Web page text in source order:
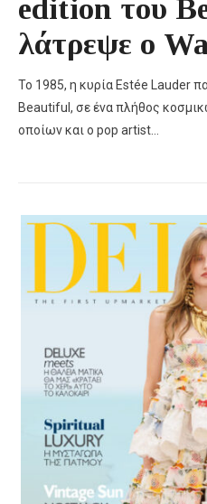
edition του
λάτρεψε ο
Το 1985, η κυρία Estée Lauder
Beautiful, σε ένα πλήθος
οποίων και ο pop artist…